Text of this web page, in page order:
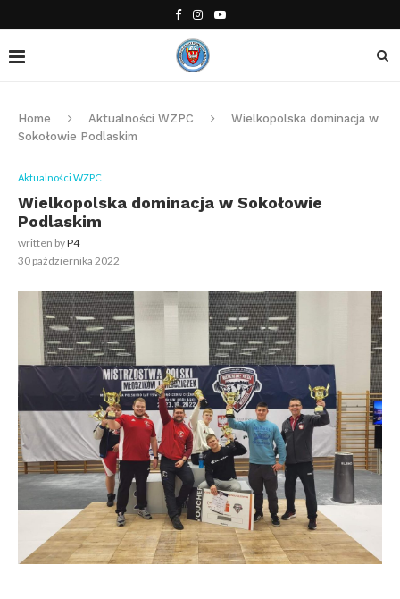
Home Aktualności WZPC
Wielkopolska dominacja w
Sokołowie Podlaskim
Aktualności WZPC
Wielkopolska dominacja w Sokołowie
Podlaskim
written byP4
30 października 2022